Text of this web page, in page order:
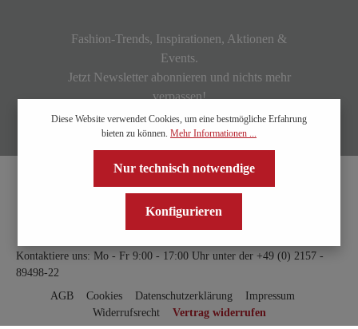
Fashion-Trends, Inspirationen, Aktionen &
Events.
Jetzt Newsletter abonnieren und nichts mehr
verpassen!
Kontaktiere uns: Mo - Fr 9:00 - 17:00 Uhr unter der +49 (0) 2157 -
89498-22
AGB
Cookies Datenschutzerklärung
Impressum
Widerrufsrecht
Vertrag widerrufen
Diese Website verwendet Cookies, um eine bestmögliche Erfahrung
bieten zu können. Mehr Informationen ...
Nur technisch notwendige
Konfigurieren